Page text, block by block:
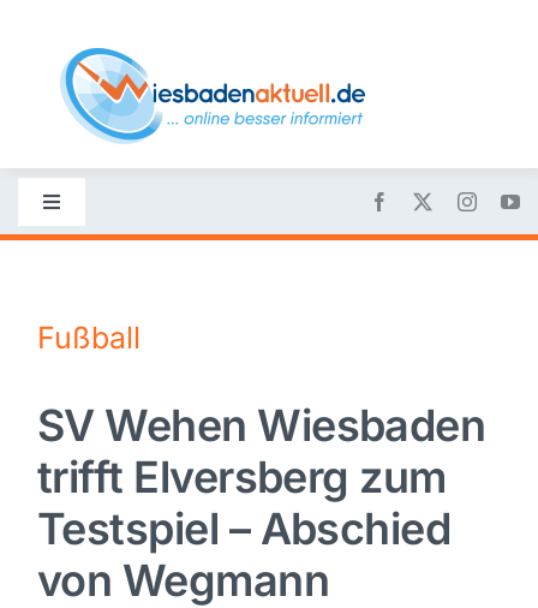
content
Toggle
Navigation
Nachrichten
Politik
Wirtschaft
Sport
Fußball
SV Wehen Wiesbaden
trifft Elversberg zum
Testspiel – Abschied
von Wegmann